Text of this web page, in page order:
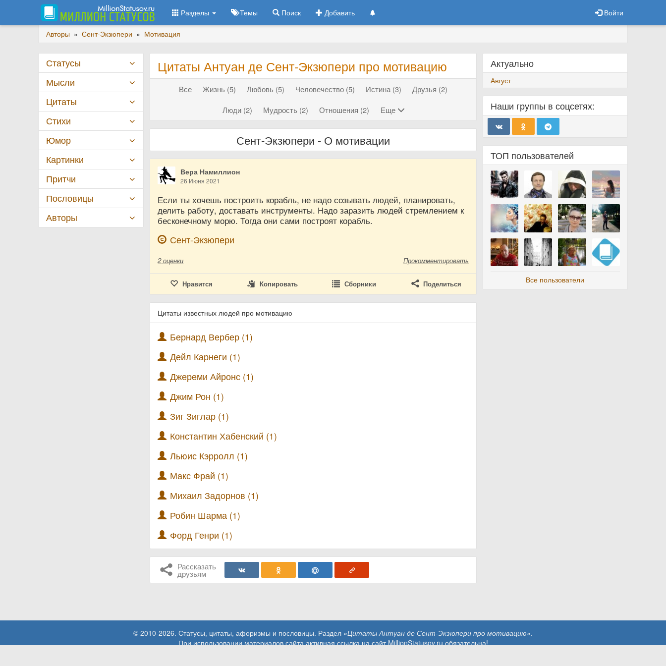
Разделы Темы Поиск Добавить Войти
Авторы » Сент-Экзюпери » Мотивация
Цитаты Антуан де Сент-Экзюпери про мотивацию
Все Жизнь (5) Любовь (5) Человечество (5) Истина (3)
Друзья (2)
Люди (2)
Мудрость (2) Отношения (2) Еще
Сент-Экзюпери - О мотивации
Вера Намиллион
26 Июня 2021
Если ты хочешь построить корабль, не надо созывать людей, планировать,
делить работу, доставать инструменты. Надо заразить людей стремлением к
бесконечному морю. Тогда они сами построят корабль.
Сент-Экзюпери
2 оценки Прокомментировать
Нравится Копировать Сборники Поделиться
Цитаты известных людей про мотивацию
Бернард Вербер (1)
Дейл Карнеги (1)
Джереми Айронс (1)
Джим Рон (1)
Зиг Зиглар (1)
Константин Хабенский (1)
Льюис Кэрролл (1)
Макс Фрай (1)
Михаил Задорнов (1)
Робин Шарма (1)
Форд Генри (1)
Рассказать
друзьям
Актуально
Август
Наши группы в соцсетях:
ТОП пользователей
Все пользователи
Статусы
Мысли
Цитаты
Стихи
Юмор
Картинки
Притчи
Пословицы
Авторы
© 2010-2026. Статусы, цитаты, афоризмы и пословицы. Раздел «Цитаты Антуан де Сент-Экзюпери про мотивацию».
При использовании материалов сайта активная ссылка на сайт MillionStatusov.ru обязательна!